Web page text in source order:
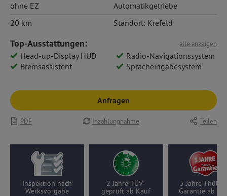
ohne EZ
Automatikgetriebe
20 km
Standort: Krefeld
alle anzeigen
Top-Ausstattungen:
Head-up-Display HUD
Radio-Navigationssystem
Bremsassistent
Spracheingabesystem
Anfragen
PDF Inzahlungnahme Teilen
Inspektion nach
Werksvorgabe
2 Jahre TÜV-
geprüft ab Kauf
5 Jahre Thüllen-
Garantie ab Kauf